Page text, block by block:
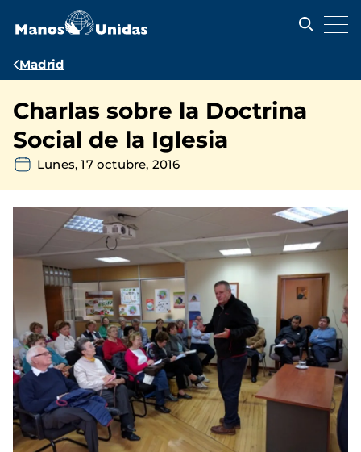
contenido
Ruta
navegación
Madrid
Charlas sobre la Doctrina
Social de la Iglesia
Lunes, 17 octubre, 2016